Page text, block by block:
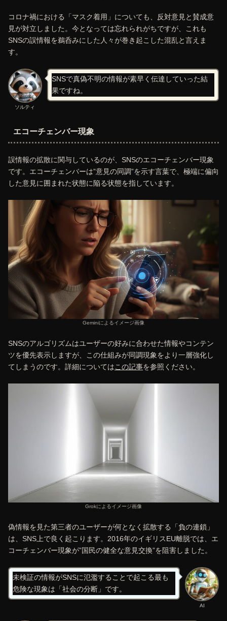
コロナ禍における「マスク着用」についても、反対意見と賛成意
見が対立しました。今となっては忘れられがちですが、これも
SNSの誤情報を鵜呑みにした人々が巻き起こした混乱と言えま
す。
ソルティ
SNSで真偽不明の情報が素早く伝達していった結
果ですね。
エコーチェンバー現象
誤情報の拡散に関与しているのが、SNSのエコーチェンバー現象
です。エコーチェンバーは”意見の同調”を示す言葉で、極端に偏向
した意見に囲まれた状態に陥る状態を指しています。
Geminiによるイメージ画像
SNSのアルゴリズムはユーザーの好みに合わせた情報やコンテン
ツを優先表示しますが、この仕組みが同調現象をより一層強化し
てしまうのです。詳細についてはこの記事を参照ください。
Grokによるイメージ画像
偽情報を見た第三者のユーザーが何となく拡散する「負の連鎖」
は、SNS上で良く起こります。2016年のイギリスEU離脱では、エ
コーチェンバー現象が”国民の健全な意見交換”を阻害しました。
AI
未検証の情報がSNSに氾濫することで起こる最も
危険な現象は「社会の分断」です。